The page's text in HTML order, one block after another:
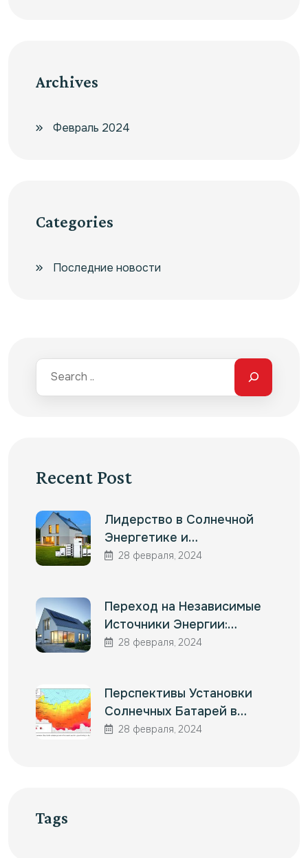
Archives
Февраль 2024
Categories
Последние новости
Recent Post
Лидерство в Солнечной
Энергетике и…
28 февраля, 2024
Переход на Независимые
Источники Энергии:…
28 февраля, 2024
Перспективы Установки
Солнечных Батарей в…
28 февраля, 2024
Tags